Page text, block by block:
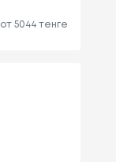
от 5044 тенге